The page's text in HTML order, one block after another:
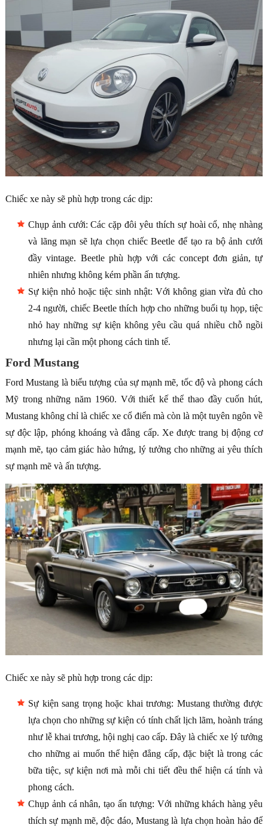
Chiếc xe này sẽ phù hợp trong các dịp:
Chụp ảnh cưới: Các cặp đôi yêu thích sự hoài cổ, nhẹ nhàng
và lãng mạn sẽ lựa chọn chiếc Beetle để tạo ra bộ ảnh cưới
đầy vintage. Beetle phù hợp với các concept đơn giản, tự
nhiên nhưng không kém phần ấn tượng.
Sự kiện nhỏ hoặc tiệc sinh nhật: Với không gian vừa đủ cho
2-4 người, chiếc Beetle thích hợp cho những buổi tụ họp, tiệc
nhỏ hay những sự kiện không yêu cầu quá nhiều chỗ ngồi
nhưng lại cần một phong cách tinh tế.
Ford Mustang
Ford Mustang là biểu tượng của sự mạnh mẽ, tốc độ và phong cách
Mỹ trong những năm 1960. Với thiết kế thể thao đầy cuốn hút,
Mustang không chỉ là chiếc xe cổ điển mà còn là một tuyên ngôn về
sự độc lập, phóng khoáng và đẳng cấp. Xe được trang bị động cơ
mạnh mẽ, tạo cảm giác hào hứng, lý tưởng cho những ai yêu thích
sự mạnh mẽ và ấn tượng.
Chiếc xe này sẽ phù hợp trong các dịp:
Sự kiện sang trọng hoặc khai trương: Mustang thường được
lựa chọn cho những sự kiện có tính chất lịch lãm, hoành tráng
như lễ khai trương, hội nghị cao cấp. Đây là chiếc xe lý tưởng
cho những ai muốn thể hiện đẳng cấp, đặc biệt là trong các
bữa tiệc, sự kiện nơi mà mỗi chi tiết đều thể hiện cá tính và
phong cách.
Chụp ảnh cá nhân, tạo ấn tượng: Với những khách hàng yêu
thích sự mạnh mẽ, độc đáo, Mustang là lựa chọn hoàn hảo để